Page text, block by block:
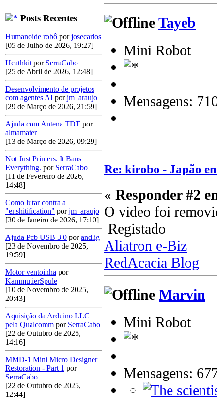
Posts Recentes
Humanoide robô porjosecarlos
[05 de Julho de 2026, 19:27]
Heathkit por SerraCabo
[25 de Abril de 2026, 12:48]
Desenvolvimento de projetos
com agentes AI porjm_araujo
[29 de Março de 2026, 21:59]
Ajuda com Antena TDT por
almamater
[13 de Março de 2026, 09:29]
Not Just Printers. It Bans
Everything. por SerraCabo
[11 de Fevereiro de 2026,
14:48]
Como lutar contra a
"enshitification" porjm_araujo
[30 de Janeiro de 2026, 17:10]
Ajuda Pcb USB 3.0 porandlig
[23 de Novembro de 2025,
19:59]
Motor ventoinha por
KammutierSpule
[10 de Novembro de 2025,
20:43]
Aquisição da Arduino LLC
pela Qualcomm por SerraCabo
[22 de Outubro de 2025,
14:16]
MMD-1 Mini Micro Designer
Restoration - Part 1 por
SerraCabo
[22 de Outubro de 2025,
12:44]
Tayeb
Mini Robot
Mensagens:
Re: kirobo - Japão
« Responder #2
O video foi
Registado
Aliatron e-Biz
RedAcacia Blog
Marvin
Mini Robot
Mensagens: